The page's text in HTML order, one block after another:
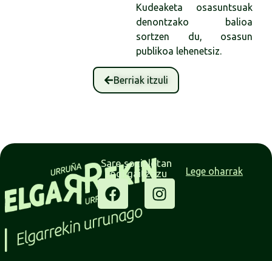
Kudeaketa osasuntsuak
denontzako balioa
sortzen du, osasun
publikoa lehenetsiz.
Berriak itzuli
Sare sozialetan
segi gaitzazu
Lege oharrak